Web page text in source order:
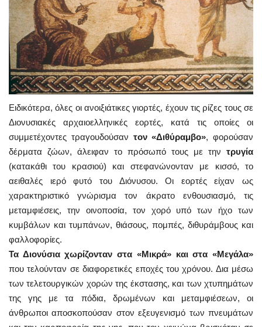
Ειδικότερα, όλες οι ανοιξιάτικες γιορτές, έχουν τις ρίζες τους σε
Διονυσιακές αρχαιοελληνικές εορτές, κατά τις οποίες οι
συμμετέχοντες τραγουδούσαν τον «Διθύραμβο», φορούσαν
δέρματα ζώων, άλειφαν το πρόσωπό τους με την τρυγία
(κατακάθι του κρασιού) και στεφανώνονταν με κισσό, το
αειθαλές ιερό φυτό του Διόνυσου. Οι εορτές είχαν ως
χαρακτηριστικό γνώρισμα τον άκρατο ενθουσιασμό, τις
μεταμφιέσεις, την οινοποσία, τον χορό υπό των ήχο των
κυμβάλων και τυμπάνων, θιάσους, πομπές, διθυράμβους και
φαλλοφορίες.
Τα Διονύσια χωρίζονταν στα «Μικρά» και στα «Μεγάλα»
που τελούνταν σε διαφορετικές εποχές του χρόνου. Δια μέσω
των τελετουργικών χορών της έκστασης, και των χτυπημάτων
της γης με τα πόδια, δρωμένων και μεταμφιέσεων, οι
άνθρωποι αποσκοπούσαν στον εξευγενισμό των πνευμάτων